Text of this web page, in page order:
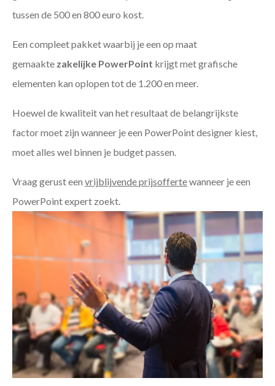
tussen de 500 en 800 euro kost.
Een compleet pakket waarbij je een op maat
gemaakte zakelijke PowerPoint krijgt met grafische
elementen kan oplopen tot de 1.200 en meer.
Hoewel de kwaliteit van het resultaat de belangrijkste
factor moet zijn wanneer je een PowerPoint designer kiest,
moet alles wel binnen je budget passen.
Vraag gerust een vrijblijvende prijsoffertewanneer je een
PowerPoint expert zoekt.